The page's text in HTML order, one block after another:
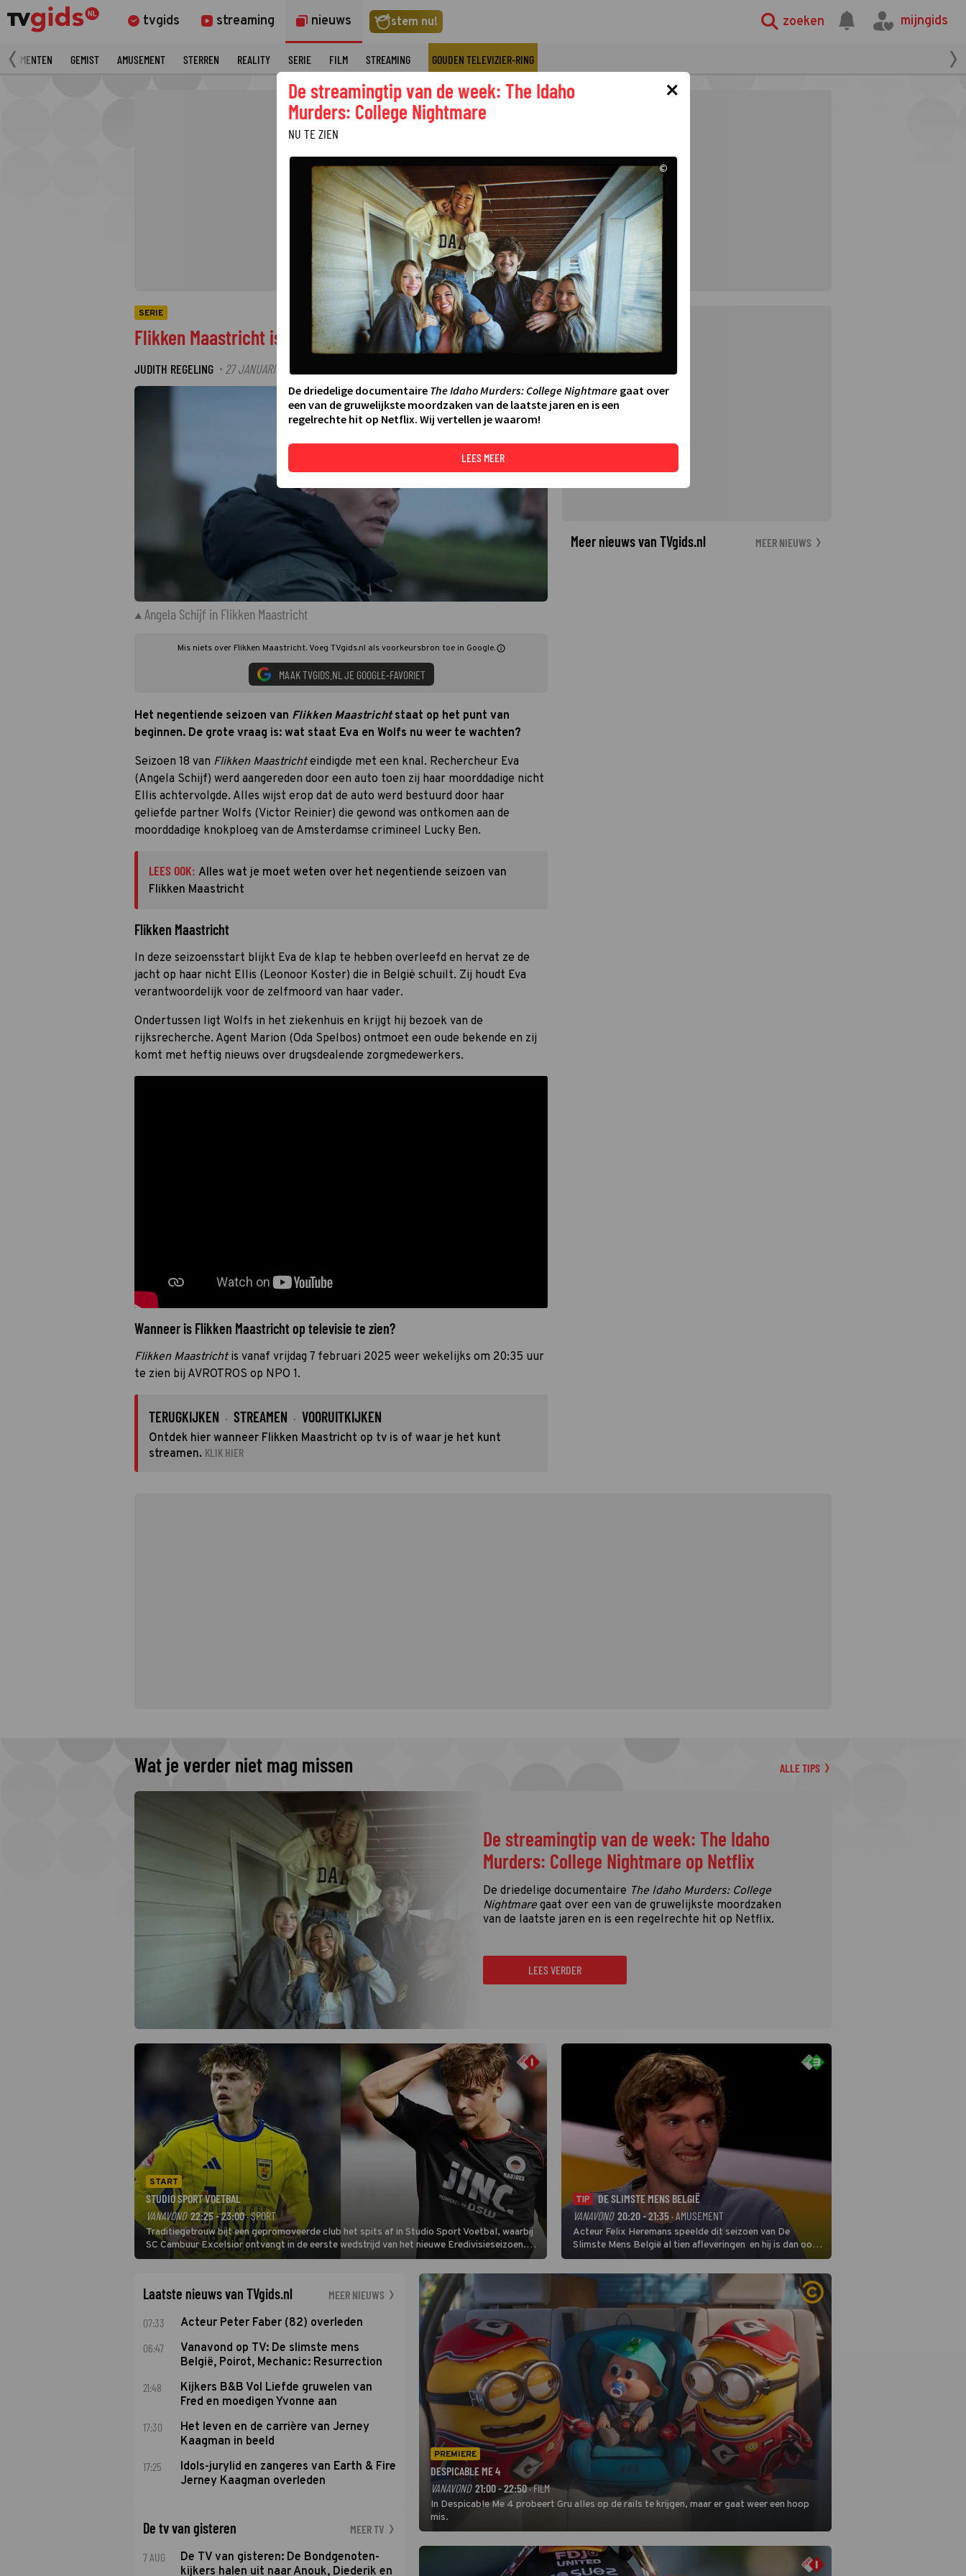
tvgids streaming nieuws stem nu! zoeken mijngids
GEMIST AMUSEMENT STERREN REALITY SERIE FILM STREAMING GOUDEN TELEVIZIER-RING
SERIE
Flikken Maastricht is terug van weggeweest op NPO1
JUDITH REGELING · 27 JANUARI 2025 14:46 ·
©
Angela Schijf in Flikken Maastricht
Mis niets over Flikken Maastricht. Voeg TVgids.nl als voorkeursbron toe in Google.
MAAK TVGIDS.NL JE GOOGLE-FAVORIET
Het negentiende seizoen van Flikken Maastrichtstaat op het punt van
beginnen. De grote vraag is: wat staat Eva en Wolfs nu weer te wachten?
Seizoen 18 van Flikken Maastrichteindigde met een knal. Rechercheur Eva
(Angela Schijf) werd aangereden door een auto toen zij haar moorddadige nicht
Ellis achtervolgde. Alles wijst erop dat de auto werd bestuurd door haar
geliefde partner Wolfs (Victor Reinier) die gewond was ontkomen aan de
moorddadige knokploeg van de Amsterdamse crimineel Lucky Ben.
LEES OOK: Alles wat je moet weten over het negentiende seizoen van
Flikken Maastricht
Flikken Maastricht
In deze seizoensstart blijkt Eva de klap te hebben overleefd en hervat ze de
jacht op haar nicht Ellis (Leonoor Koster) die in België schuilt. Zij houdt Eva
verantwoordelijk voor de zelfmoord van haar vader.
Ondertussen ligt Wolfs in het ziekenhuis en krijgt hij bezoek van de
rijksrecherche. Agent Marion (Oda Spelbos) ontmoet een oude bekende en zij
komt met heftig nieuws over drugsdealende zorgmedewerkers.
Wanneer is Flikken Maastricht op televisie te zien?
Flikken Maastrichtis vanaf vrijdag 7 februari 2025 weer wekelijks om 20:35 uur
te zien bij AVROTROS op NPO 1.
TERUGKIJKEN · STREAMEN · VOORUITKIJKEN
Ontdek hier wanneer Flikken Maastricht op tv is of waar je het kunt
streamen. KLIK HIER
Meer nieuws van TVgids.nl MEER NIEUWS
Wat je verder niet mag missen ALLE TIPS
De streamingtip van de week: The Idaho
Murders: College Nightmare op Netflix
De driedelige documentaire The Idaho Murders: College
Nightmare gaat over een van de gruwelijkste moordzaken
van de laatste jaren en is een regelrechte hit op Netflix.
LEES VERDER
START
STUDIO SPORT VOETBAL
VANAVOND 22:25 - 23:00· SPORT
Traditiegetrouw bijt een gepromoveerde club het spits af in Studio Sport Voetbal, waarbij
SC Cambuur Excelsior ontvangt in de eerste wedstrijd van het nieuwe Eredivisieseizoen.
De nieuwe oefenmeester is Johan Plat en hij wil aanvallend voetballen.
TIP
DE SLIMSTE MENS BELGIË
VANAVOND 20:20 - 21:35 · AMUSEMENT
Acteur Felix Heremans speelde dit seizoen van De
Slimste Mens België al tien afleveringen en hij is dan ook
de grote favoriet in deze seizoensfinale. En er is
Nederlandse inbreng, want komiek Soundos El Ahmadi
neemt plaats aan de jurytafel.
Laatste nieuws van TVgids.nl MEER NIEUWS
07:33 Acteur Peter Faber (82) overleden
06:47
Vanavond op TV: De slimste mens
België, Poirot, Mechanic: Resurrection
21:48
Kijkers B&B Vol Liefde gruwelen van
Fred en moedigen Yvonne aan
17:30
Het leven en de carrière van Jerney
Kaagman in beeld
17:25
Idols-jurylid en zangeres van Earth & Fire
Jerney Kaagman overleden
De tv van gisteren MEER TV
7 AUG
De TV van gisteren: De Bondgenoten-
kijkers halen uit naar Anouk, Diederik en
PREMIERE
DESPICABLE ME 4
VANAVOND 21:00 - 22:50· FILM
In Despicable Me 4 probeert Gru alles op de rails te krijgen, maar er gaat weer een hoop
mis.
×
De streamingtip van de week: The Idaho
Murders: College Nightmare
NU TE ZIEN
©
De driedelige documentaire The Idaho Murders: College Nightmaregaat over
een van de gruwelijkste moordzaken van de laatste jaren en is een
regelrechte hit op Netflix. Wij vertellen je waarom!
LEES MEER